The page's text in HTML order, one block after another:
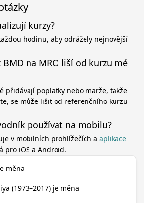
kurzy?
hodinu, aby odrážely nejnovější
na MRO liší od kurzu mé
přidávají poplatky nebo marže, takže
se může lišit od referenčního kurzu
používat na mobilu?
v mobilních prohlížečích a aplikace
pro iOS a Android.
měna
(1973–2017) je měna